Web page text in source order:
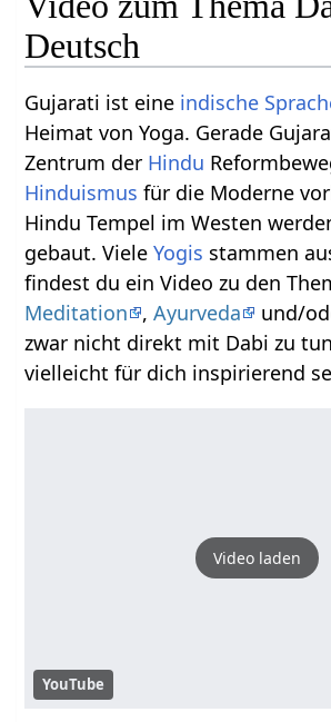
Deutsch
Gujarati ist eine indische
Heimat von Yoga. Gerade
Zentrum der Hindu
Hinduismus für die Moderne
Hindu Tempel im Westen
gebaut. VieleYogis stammen
findest du ein Video zu den
Meditation
,Ayurveda und/
zwar nicht direkt mit Dabi zu
vielleicht für dich inspirierend
Video laden
YouTube